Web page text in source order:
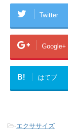
Twitter
Google+
B! はてブ
-エクササイズ